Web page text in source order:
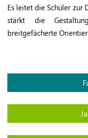
Es leitet die Schüler zur
stärkt die
breitgefächerte